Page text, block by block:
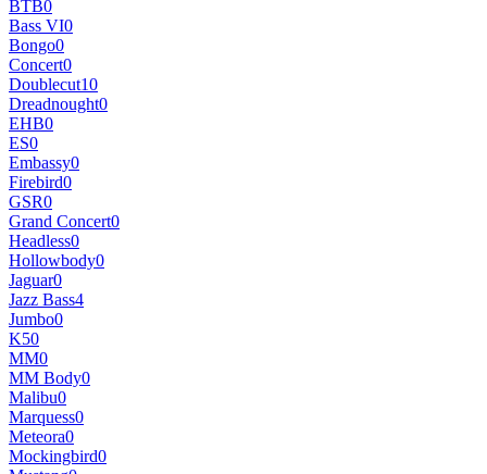
BTB0
Bass VI0
Bongo0
Concert0
Doublecut10
Dreadnought0
EHB0
ES0
Embassy0
Firebird0
GSR0
Grand Concert0
Headless0
Hollowbody0
Jaguar0
Jazz Bass4
Jumbo0
K50
MM0
MM Body0
Malibu0
Marquess0
Meteora0
Mockingbird0